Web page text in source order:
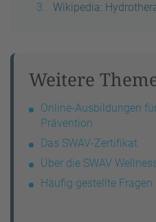
Wikipedia:
Weitere
Online-Ausbildungen
Prävention
Das SWAV-Zertifikat
Über die SWAV
Häufig gestellte Fragen